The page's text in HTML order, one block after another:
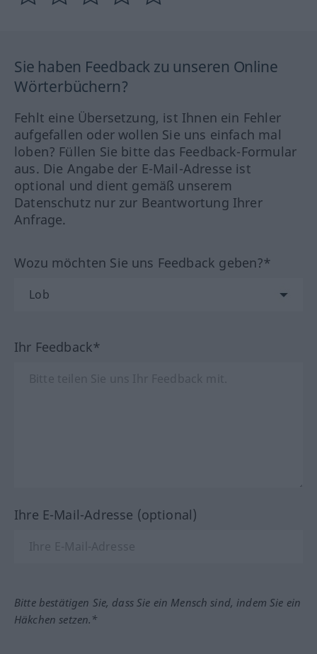
Sie haben Feedback zu unseren Online
Wörterbüchern?
Fehlt eine Übersetzung, ist Ihnen ein Fehler
aufgefallen oder wollen Sie uns einfach mal
loben? Füllen Sie bitte das Feedback-Formular
aus. Die Angabe der E-Mail-Adresse ist
optional und dient gemäß unserem
Datenschutz nur zur Beantwortung Ihrer
Anfrage.
Wozu möchten Sie uns Feedback geben?*
Ihr Feedback*
Ihre E-Mail-Adresse (optional)
Bitte bestätigen Sie, dass Sie ein Mensch sind, indem Sie ein
Häkchen setzen.*